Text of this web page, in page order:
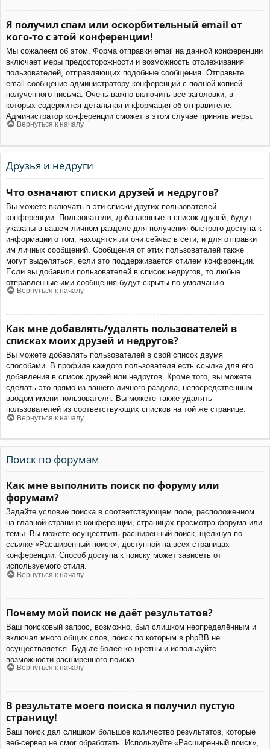
Я получил спам или оскорбительный email от
кого-то с этой конференции!
Мы сожалеем об этом. Форма отправки email на данной конференции
включает меры предосторожности и возможность отслеживания
пользователей, отправляющих подобные сообщения. Отправьте
email-сообщение администратору конференции с полной копией
полученного письма. Очень важно включить все заголовки, в
которых содержится детальная информация об отправителе.
Администратор конференции сможет в этом случае принять меры.
Вернуться к началу
Друзья и недруги
Что означают списки друзей и недругов?
Вы можете включать в эти списки других пользователей
конференции. Пользователи, добавленные в список друзей, будут
указаны в вашем личном разделе для получения быстрого доступа к
информации о том, находятся ли они сейчас в сети, и для отправки
им личных сообщений. Сообщения от этих пользователей также
могут выделяться, если это поддерживается стилем конференции.
Если вы добавили пользователей в список недругов, то любые
отправленные ими сообщения будут скрыты по умолчанию.
Вернуться к началу
Как мне добавлять/удалять пользователей в
списках моих друзей и недругов?
Вы можете добавлять пользователей в свой список двумя
способами. В профиле каждого пользователя есть ссылка для его
добавления в список друзей или недругов. Кроме того, вы можете
сделать это прямо из вашего личного раздела, непосредственным
вводом имени пользователя. Вы можете также удалять
пользователей из соответствующих списков на той же странице.
Вернуться к началу
Поиск по форумам
Как мне выполнить поиск по форуму или
форумам?
Задайте условие поиска в соответствующем поле, расположенном
на главной странице конференции, страницах просмотра форума или
темы. Вы можете осуществить расширенный поиск, щёлкнув по
ссылке «Расширенный поиск», доступной на всех страницах
конференции. Способ доступа к поиску может зависеть от
используемого стиля.
Вернуться к началу
Почему мой поиск не даёт результатов?
Ваш поисковый запрос, возможно, был слишком неопределённым и
включал много общих слов, поиск по которым в phpBB не
осуществляется. Будьте более конкретны и используйте
возможности расширенного поиска.
Вернуться к началу
В результате моего поиска я получил пустую
страницу!
Ваш поиск дал слишком большое количество результатов, которые
веб-сервер не смог обработать. Используйте «Расширенный поиск»,